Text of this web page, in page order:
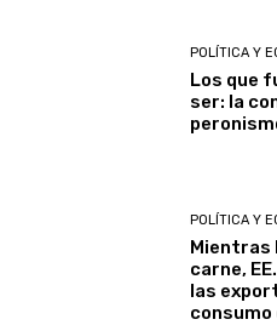
POLÍTICA Y
Los que
ser: la
POLÍTICA Y
Mientras
carne,
las
consumo